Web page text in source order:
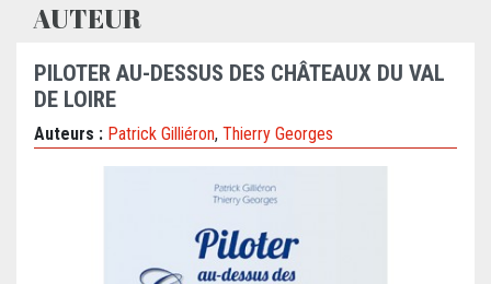
AUTEUR
PILOTER AU-DESSUS DES CHÂTEAUX DU VAL
DE LOIRE
Auteurs : Patrick Gilliéron, Thierry Georges